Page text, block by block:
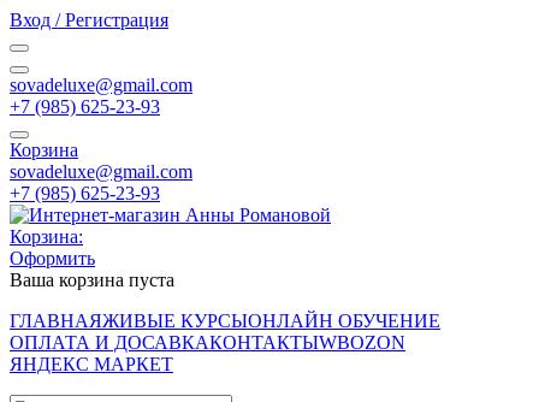
Вход / Регистрация
sovadeluxe@gmail.com
‭+7 (985) 625-23-93‬
Корзина
sovadeluxe@gmail.com
‭+7 (985) 625-23-93‬
Корзина:
Оформить
Ваша корзина пуста
ГЛАВНАЯЖИВЫЕ КУРСЫОНЛАЙН ОБУЧЕНИЕ
ОПЛАТА И ДОСАВКАКОНТАКТЫWBOZON
ЯНДЕКС МАРКЕТ